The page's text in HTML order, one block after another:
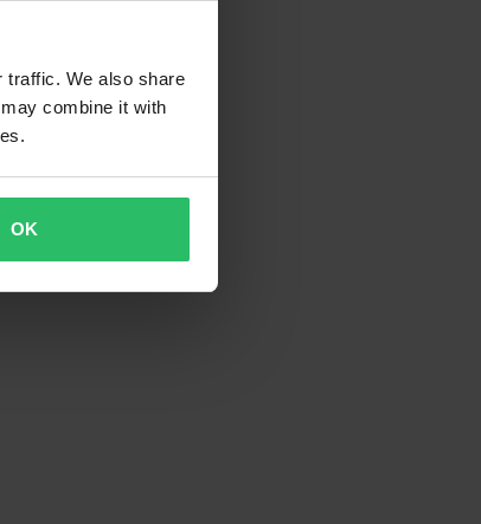
traffic. We also share
combine it with
OK